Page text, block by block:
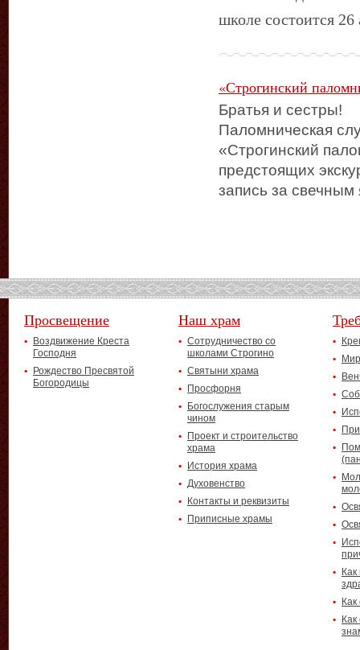
школе состоится 26
«Строгинский
Братья и сестры!
Паломническая
«Строгинский
предстоящих
запись за
Просвещение
Воздвижение Креста
Господня
Рождество Пресвятой
Богородицы
Наш храм
Сотрудничество со
школами Строгино
Святыни храма
Просфорня
Богослужения старым
чином
Проект и строительство
храма
История храма
Духовенство
Контакты и реквизиты
Приписные храмы
Как